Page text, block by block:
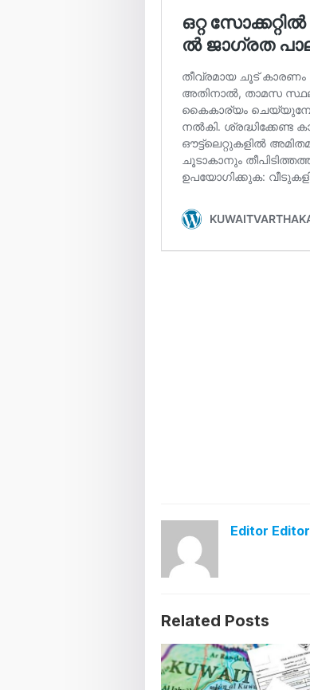
Editor Editor
Related Posts